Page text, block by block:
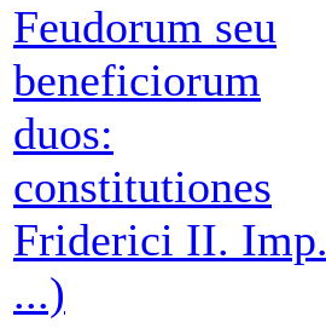
Feudorum seu
beneficiorum
duos:
constitutiones
Friderici II. Imp.
...)